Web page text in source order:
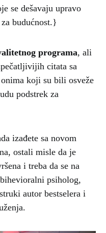
se dešavaju upravo
budućnost.}
programa, ali
citata sa
koji su bili osveže
podstrek za
izađete sa novom
ostali misle da je
i treba da se na
psiholog,
autor bestselera i